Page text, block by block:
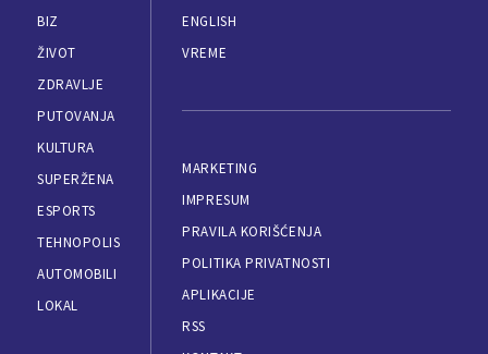
BIZ
ŽIVOT
ZDRAVLJE
PUTOVANJA
KULTURA
SUPERŽENA
ESPORTS
TEHNOPOLIS
AUTOMOBILI
LOKAL
ENGLISH
VREME
MARKETING
IMPRESUM
PRAVILA KORIŠĆENJA
POLITIKA PRIVATNOSTI
APLIKACIJE
RSS